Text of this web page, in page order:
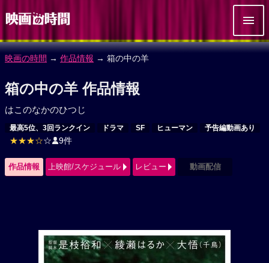
映画の時間 → 作品情報 → 箱の中の羊
箱の中の羊 作品情報
はこのなかのひつじ
最高5位、3回ランクイン ドラマ SF ヒューマン 予告編動画あり
★★★☆☆ 9件
作品情報 上映館/スケジュール レビュー 動画配信